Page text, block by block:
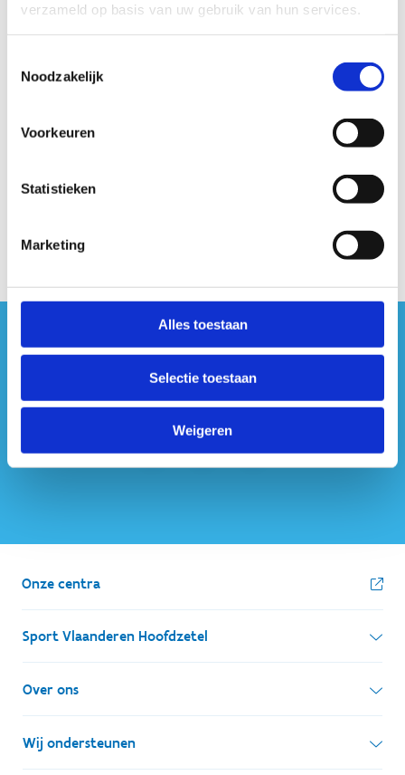
verzameld op basis van uw gebruik van hun services.
Noodzakelijk
Voorkeuren
Statistieken
Marketing
Alles toestaan
Selectie toestaan
Weigeren
In samenwerking met onze partners
#sportersbelevenmeer
Onze centra
Sport Vlaanderen Hoofdzetel
Simon Bolivarlaan 17
1000 Brussel
Ondernemingsnummer: BE 0248.142.826
Over ons
Wie zijn we, wat doen we
Wij ondersteunen